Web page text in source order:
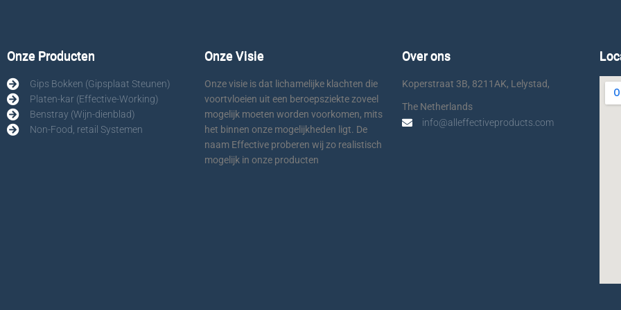
Onze Producten
Gips Bokken (Gipsplaat Steunen)
Platen-kar (Effective-Working)
Benstray (Wijn-dienblad)
Non-Food, retail Systemen
Onze Visie
Onze visie is dat lichamelijke klachten die
voortvloeien uit een beroepsziekte zoveel
mogelijk moeten worden voorkomen, mits
het binnen onze mogelijkheden ligt. De
naam Effective proberen wij zo realistisch
mogelijk in onze producten
Over ons
Koperstraat 3B, 8211AK, Lelystad,
The Netherlands
info@alleffectiveproducts.com